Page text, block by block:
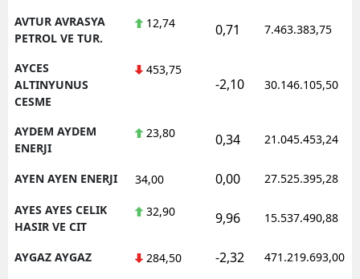
AVTUR AVRASYA
PETROL VE TUR.
12,74 0,71 7.463.383,75
AYCES
ALTINYUNUS
CESME
453,75
-2,10 30.146.105,50
AYDEM AYDEM
ENERJI
23,80 0,34 21.045.453,24
AYEN AYEN ENERJI 34,00 0,00 27.525.395,28
AYES AYES CELIK
HASIR VE CIT
32,90 9,96 15.537.490,88
AYGAZ AYGAZ 284,50 -2,32 471.219.693,00